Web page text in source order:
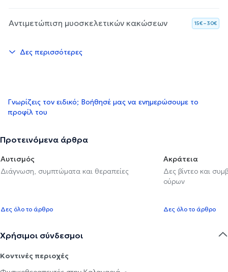
Αντιμετώπιση μυοσκελετικών κακώσεων 15€ – 30€
Δες περισσότερες
Γνωρίζεις τον ειδικό; Βοήθησέ μας να ενημερώσουμε το
προφίλ του
Προτεινόμενα άρθρα
Αυτισμός
Διάγνωση, συμπτώματα και θεραπείες
Δες όλο το άρθρο
Ακράτεια
Δες βίντεο και
ούρων
Δες όλο το άρθρο
Χρήσιμοι σύνδεσμοι
Κοντινές περιοχές